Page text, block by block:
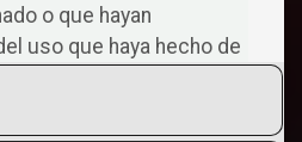
o que hayan
uso que haya hecho de